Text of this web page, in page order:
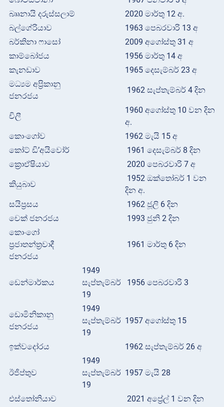
බෲනායි දරුස්සලාම්
2020 මාර්තු 12 අ.
බල්ගේරියාව
1963 පෙබරවාරි 13 අ
බර්කිනා ෆාසෝ
2009 අගෝස්තු 31 අ
කාම්බෝජය
1956 මාර්තු 14 අ
කැනඩාව
1965 දෙසැම්බර් 23 අ
මධ්‍යම අප්‍රිකානු
ජනරජය
1962 සැප්තැම්බර් 4 දින
චිලී
1960 අගෝස්තු 10 වන දින
අ.
කොංගෝව
1962 මැයි 15 අ
කෝට් ඩි’අයිවෝර්
1961 දෙසැම්බර් 8 දින
ක්‍රොඒෂියාව
2020 පෙබරවාරි 7 අ
කියුබාව
1952 ඔක්තෝබර් 1 වන
දින අ.
සයිප්‍රසය
1962 ජූලි 6 දින
චෙක් ජනරජය
1993 ජුනි 2 දින
කොංගෝ
ප්‍රජාතන්ත්‍රවාදී
ජනරජය
1961 මාර්තු 6 දින
ඩෙන්මාර්කය
1949
සැප්තැම්බර්
19
1956 පෙබරවාරි 3
ඩොමිනිකානු
ජනරජය
1949
සැප්තැම්බර්
19
1957 අගෝස්තු 15
ඉක්වදෝරය 1962 සැප්තැම්බර් 26 අ
ඊජිප්තුව
1949
සැප්තැම්බර්
19
1957 මැයි 28
එස්තෝනියාව
2021 අප්‍රේල් 1 වන දින